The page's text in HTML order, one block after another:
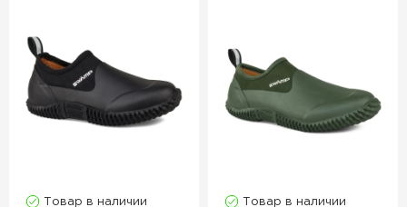
Товар в наличии Товар в наличии